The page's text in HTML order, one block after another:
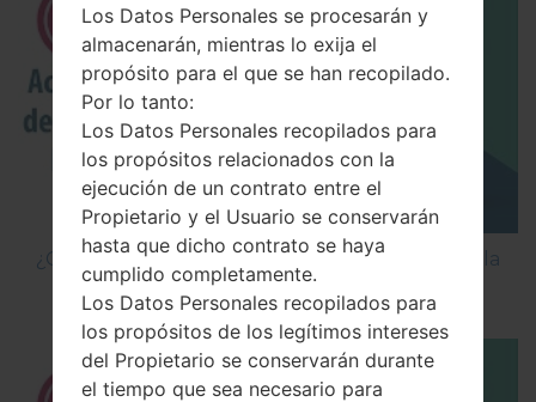
¿Cómo Activar las Opciones de Desarrollador y la
Depuración USB en LG?
Los Datos Personales se procesarán y
almacenarán, mientras lo exija el
propósito para el que se han recopilado.
Por lo tanto:
Los Datos Personales recopilados para
los propósitos relacionados con la
ejecución de un contrato entre el
Propietario y el Usuario se conservarán
hasta que dicho contrato se haya
cumplido completamente.
Los Datos Personales recopilados para
los propósitos de los legítimos intereses
del Propietario se conservarán durante
el tiempo que sea necesario para